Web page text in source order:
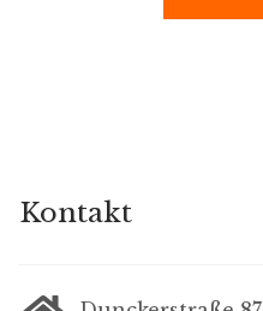
Kontakt